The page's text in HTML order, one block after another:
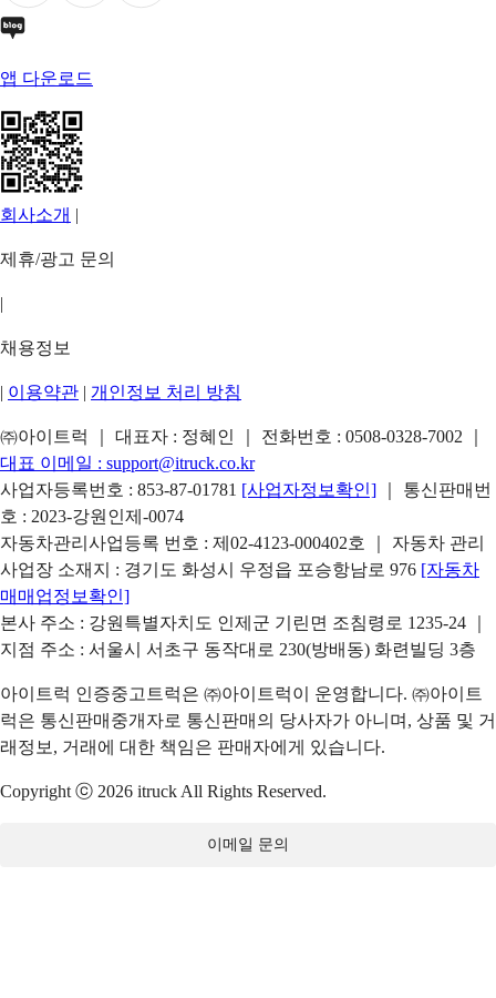
앱 다운로드
회사소개 |
제휴/광고 문의
|
채용정보
| 이용약관 | 개인정보 처리 방침
㈜아이트럭 ｜ 대표자 : 정혜인 ｜ 전화번호 : 0508-0328-7002
대표 이메일 : support@itruck.co.kr
사업자등록번호 : 853-87-01781 [사업자정보확인]
｜ 통신판매번
호 : 2023-강원인제-0074
자동차관리사업등록 번호 : 제02-4123-000402호 ｜ 자동차 관리
사업장 소재지 : 경기도 화성시 우정읍 포승항남로 976 [자동차
매매업정보확인]
본사 주소 : 강원특별자치도 인제군 기린면 조침령로 1235-24 ｜
지점 주소 : 서울시 서초구 동작대로 230(방배동) 화련빌딩 3층
아이트럭 인증중고트럭은 ㈜아이트럭이 운영합니다. ㈜아이트
럭은 통신판매중개자로 통신판매의 당사자가 아니며, 상품 및 거
래정보, 거래에 대한 책임은 판매자에게 있습니다.
Copyright ⓒ 2026 itruck All Rights Reserved.
이메일 문의